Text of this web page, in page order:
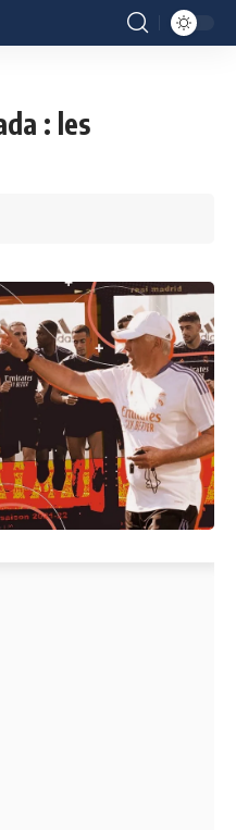
: les